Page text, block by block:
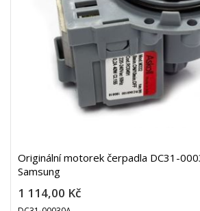
Originální motorek čerpadla DC31-
Samsung
1 114,00 Kč